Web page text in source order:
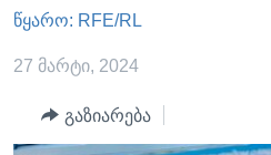
ძიებაზე
ᲐᲨᲨ-ᲘᲡ ᲐᲠᲩᲔᲕᲜᲔᲑᲘ 2024
ᲛᲡᲝᲤᲚᲘᲝ
ᲕᲘᲓᲔᲝᲔᲑᲘ
ᲒᲐᲓᲐᲪᲔᲛᲔᲑᲘ
წყარო: RFE/RL
27 მარტი, 2024
გაზიარება